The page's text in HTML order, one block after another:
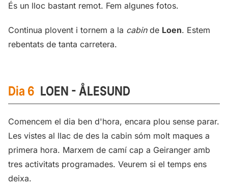
És un lloc bastant remot. Fem algunes fotos.
Continua plovent i tornem a la cabinde Loen. Estem
rebentats de tanta carretera.
Dia 6 LOEN - ÅLESUND
Comencem el dia ben d'hora, encara plou sense parar.
Les vistes al llac de des la cabin sóm molt maques a
primera hora. Marxem de camí cap a Geiranger amb
tres activitats programades. Veurem si el temps ens
deixa.